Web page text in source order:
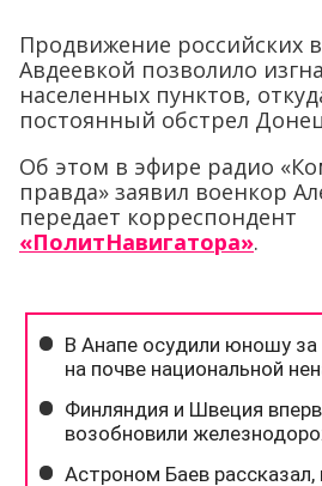
Продвижение российских
Авдеевкой позволило
населенных пунктов,
постоянный обстрел
Об этом в эфире радио
правда» заявил военкор
передает корреспондент
«ПолитНавигатора».